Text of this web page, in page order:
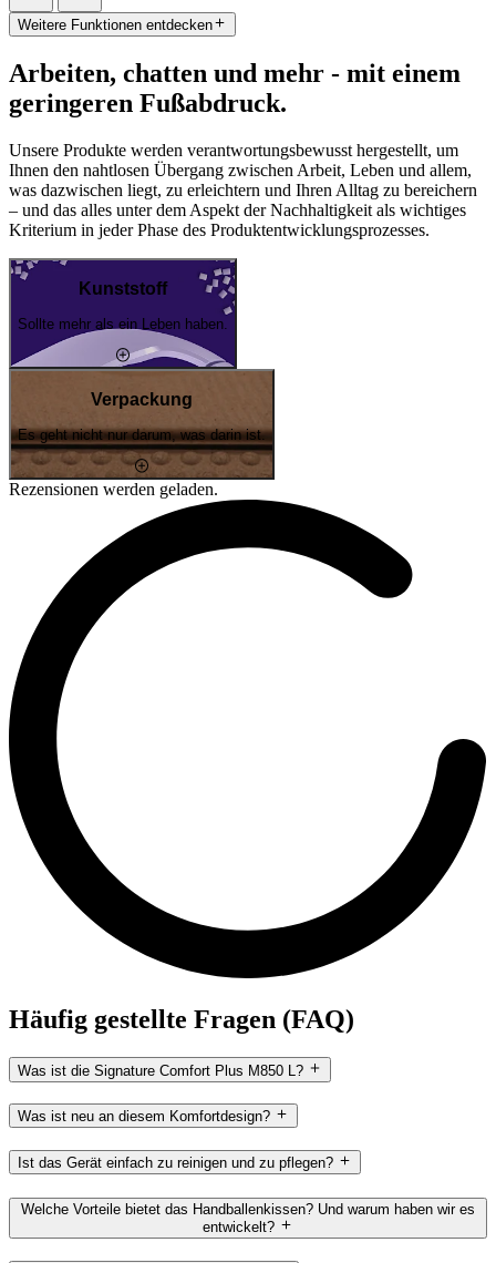
Weitere Funktionen entdecken
Arbeiten, chatten und mehr - mit einem
geringeren Fußabdruck.
Unsere Produkte werden verantwortungsbewusst hergestellt, um
Ihnen den nahtlosen Übergang zwischen Arbeit, Leben und allem,
was dazwischen liegt, zu erleichtern und Ihren Alltag zu bereichern
– und das alles unter dem Aspekt der Nachhaltigkeit als wichtiges
Kriterium in jeder Phase des Produktentwicklungsprozesses.
Kunststoff
Sollte mehr als ein Leben haben.
Verpackung
Es geht nicht nur darum, was darin ist.
Rezensionen werden geladen.
Häufig gestellte Fragen (FAQ)
Was ist die Signature Comfort Plus M850 L?
Was ist neu an diesem Komfortdesign?
Ist das Gerät einfach zu reinigen und zu pflegen?
Welche Vorteile bietet das Handballenkissen? Und warum haben wir es
entwickelt?